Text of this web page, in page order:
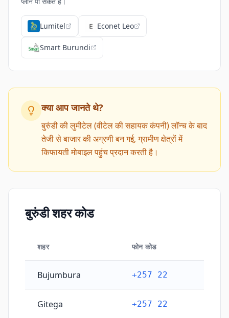
Lumitel Econet Leo
Smart Burundi
क्या आप जानते थे?
बुरुंडी की लुमीटेल (वीटेल की सहायक कंपनी) लॉन्च के बाद
तेजी से बाजार की अग्रणी बन गई, ग्रामीण क्षेत्रों में
किफायती मोबाइल पहुंच प्रदान करती है।
बुरुंडी शहर कोड
शहर फोन कोड
Bujumbura +257 22
Gitega +257 22